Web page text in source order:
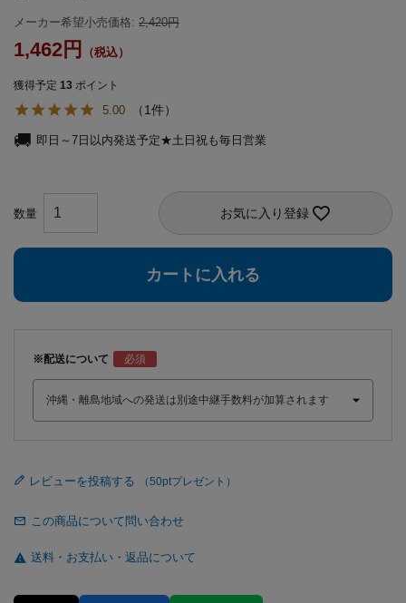
メーカー希望小売価格: 2,420
1,462
獲得予定 13 ポイント
5.00 1
即日～7日以内発送予定★土日祝も毎日営業
お気に入り登録
カートに入れる
※配送について
レビューを投稿する
この商品について問い合わせ
送料・お支払い・返品について